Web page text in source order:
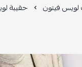
فيتون حقيبة